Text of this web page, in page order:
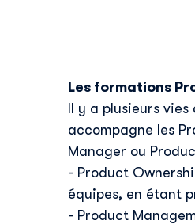
Les formations P
Il y a plusieurs
accompagne les
Manager ou
- Product
équipes, en étant
- Product